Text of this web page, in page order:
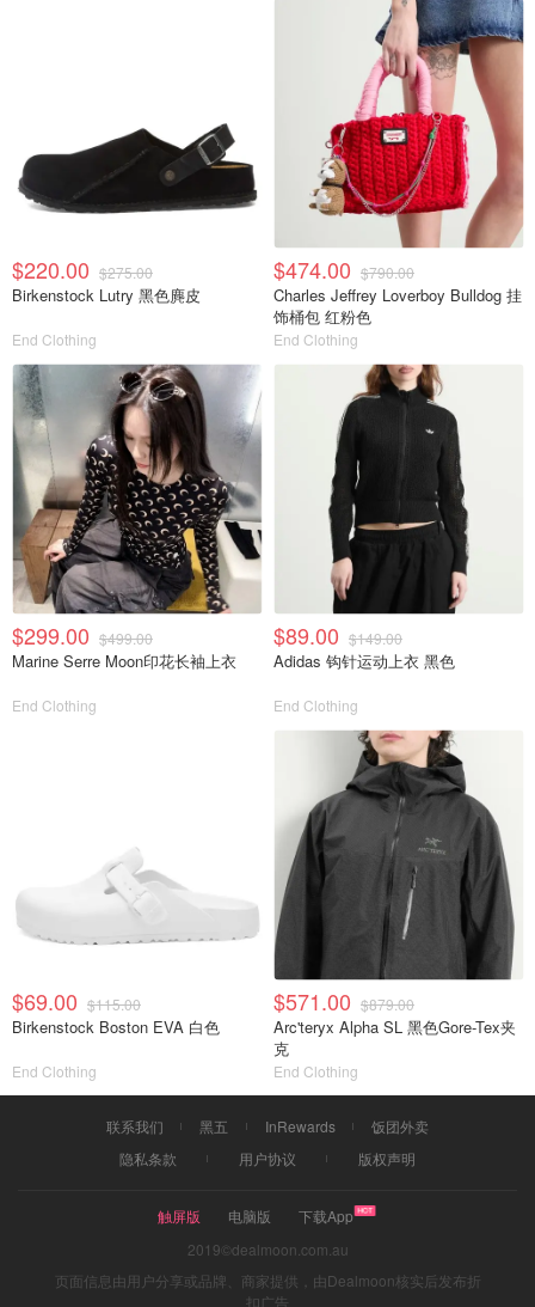
$220.00 $275.00
Birkenstock Lutry 黑色麂皮
End Clothing
$474.00 $790.00
Charles Jeffrey Loverboy Bulldog 挂
饰桶包 红粉色
End Clothing
$299.00 $499.00
Marine Serre Moon印花长袖上衣
End Clothing
$89.00 $149.00
Adidas 钩针运动上衣 黑色
End Clothing
$69.00 $115.00
Birkenstock Boston EVA 白色
End Clothing
$571.00 $879.00
Arc'teryx Alpha SL 黑色Gore-Tex夹
克
End Clothing
联系我们 黑五 InRewards
饭团外卖
隐私条款
用户协议 版权声明
触屏版 电脑版
下载App
2019©dealmoon.com.au
页面信息由用户分享或品牌、商家提供，由Dealmoon核实后发布折
扣广告